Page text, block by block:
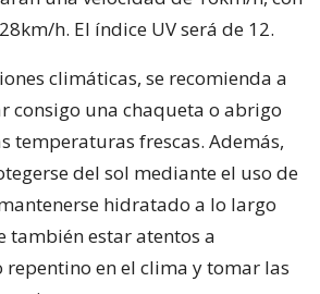
h. El índice UV será de 12.
climáticas, se recomienda a
consigo una chaqueta o abrigo
temperaturas frescas. Además,
del sol mediante el uso de
hidratado a lo largo
también estar atentos a
en el clima y tomar las